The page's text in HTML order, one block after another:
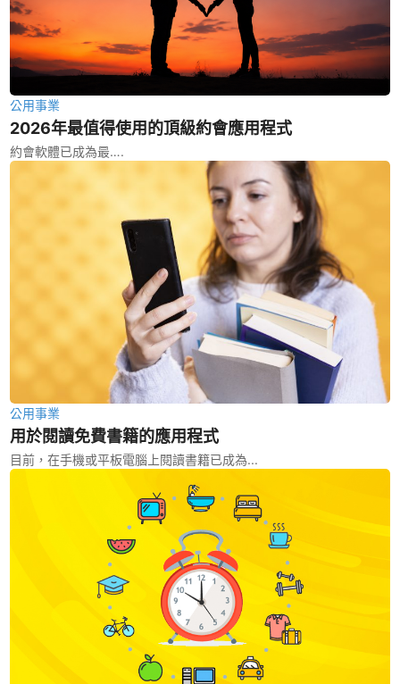
公用事業
2026年最值得使用的頂級約會應用程式
約會軟體已成為最….
公用事業
用於閱讀免費書籍的應用程式
目前，在手機或平板電腦上閱讀書籍已成為...